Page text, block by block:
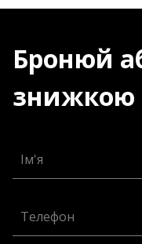
Бронюй
знижкою
Ім'я
Телефон